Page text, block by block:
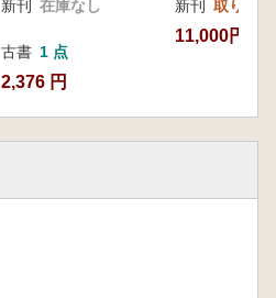
新刊 在庫なし
古書 1 点
2,376 円
新刊 取り寄せ
11,000円